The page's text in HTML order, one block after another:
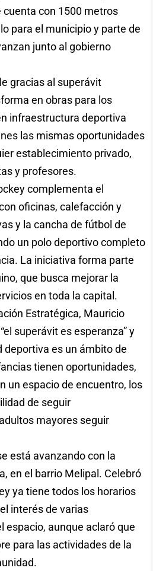
cuenta con 1500 metros
para el municipio y parte de
junto al gobierno
gracias al superávit
en obras para los
infraestructura deportiva
las mismas oportunidades
establecimiento privado,
y profesores.
complementa el
oficinas, calefacción y
y la cancha de fútbol de
un polo deportivo completo
La iniciativa forma parte
que busca mejorar la
en toda la capital.
Estratégica, Mauricio
superávit es esperanza” y
deportiva es un ámbito de
tienen oportunidades,
un espacio de encuentro, los
de seguir
mayores seguir
está avanzando con la
en el barrio Melipal. Celebró
ya tiene todos los horarios
interés de varias
espacio, aunque aclaró que
para las actividades de la